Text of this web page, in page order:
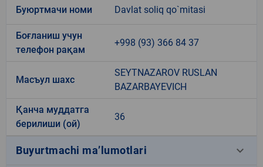
Буюртмачи номи Davlat soliq qo`mitasi
Боғланиш учун
телефон рақам
+998 (93) 366 84 37
Масъул шахс
SEYTNAZAROV RUSLAN
BAZARBAYEVICH
Қанча муддатга
берилиши (ой)
36
Buyurtmachi ma’lumotlari keyboard_arrow_down